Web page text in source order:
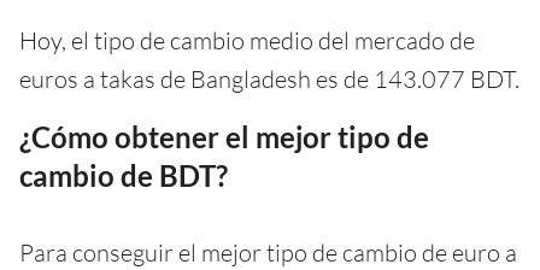
Hoy, el tipo de cambio medio del mercado de
euros a takas de Bangladesh es de 143.077 BDT.
¿Cómo obtener el mejor tipo de
cambio de BDT?
Para conseguir el mejor tipo de cambio de euro a